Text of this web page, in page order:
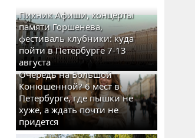
Пикник Афиши, концерты
памяти Горшенева,
фестиваль клубники: куда
пойти в Петербурге 7-13
августа
Очередь на Большой
Конюшенной? 6 мест в
Петербурге, где пышки не
хуже, а ждать почти не
придется